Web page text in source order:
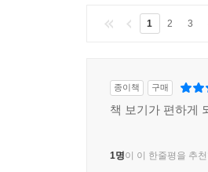
1 2 3
종이책 구매
책 보기가 편하게
1명이 이 한줄평을 추